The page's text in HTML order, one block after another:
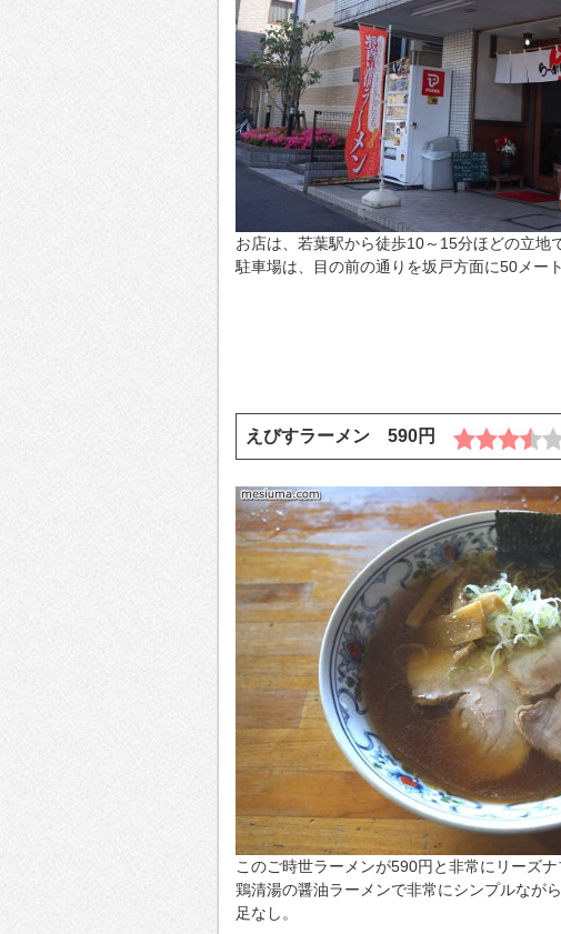
お店は、若葉駅から徒歩10～15分ほどの立地
駐車場は、目の前の通りを坂戸方面に50メー
えびすラーメン 590円
このご時世ラーメンが590円と非常にリーズナ
鶏清湯の醤油ラーメンで非常にシンプルなが
足なし。